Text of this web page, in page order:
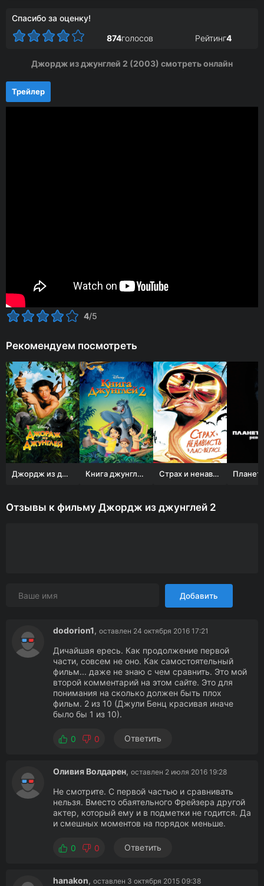
Спасибо за оценку!
874голосов Рейтинг4
Джордж из джунглей 2 (2003) смотреть онлайн
Трейлер
4/5
Рекомендуем посмотреть
Джордж из джунглей Книга джунглей 2 Страх и ненависть в Лас-Вегасе
Отзывы к фильму Джордж из джунглей 2
Добавить
dodorion1, оставлен 24 октября 2016 17:21
Дичайшая ересь. Как продолжение первой
части, совсем не оно. Как самостоятельный
фильм... даже не знаю с чем сравнить. Это мой
второй комментарий на этом сайте. Это для
понимания на сколько должен быть плох
фильм. 2 из 10 (Джули Бенц красивая иначе
было бы 1 из 10).
0 0 Ответить
Оливия Волдарен, оставлен 2 июля 2016 19:28
Не смотрите. С первой частью и сравнивать
нельзя. Вместо обаятельного Фрейзера другой
актер, который ему и в подметки не годится. Да
и смешных моментов на порядок меньше.
0 0 Ответить
hanakon, оставлен 3 октября 2015 09:38